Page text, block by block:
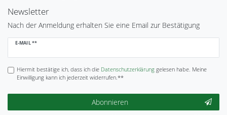
Newsletter
Nach der Anmeldung erhalten Sie eine Email zur Bestätigung
E-MAIL **
Newsletter
Hiermit bestätige ich, dass ich die Daten­schutz­erklärunggelesen habe. Meine
Einwilligung kann ich jederzeit widerrufen.**
Abonnieren